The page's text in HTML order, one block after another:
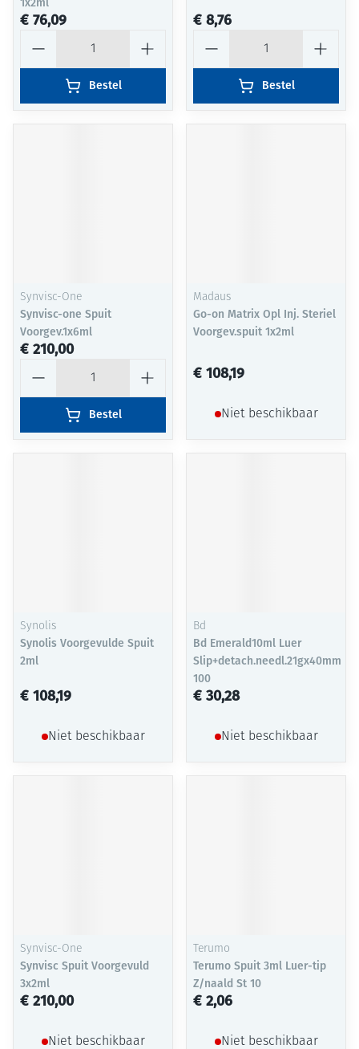
1x2ml
€ 76,09
Bestel
€ 8,76
Bestel
Synvisc-One
Synvisc-one Spuit
Voorgev.1x6ml
€ 210,00
Bestel
Madaus
Go-on Matrix Opl Inj. Steriel
Voorgev.spuit 1x2ml
€ 108,19
Niet beschikbaar
Synolis
Synolis Voorgevulde Spuit
2ml
€ 108,19
Niet beschikbaar
Bd
Bd Emerald10ml Luer
Slip+detach.needl.21gx40mm
100
€ 30,28
Niet beschikbaar
Synvisc-One
Synvisc Spuit Voorgevuld
3x2ml
€ 210,00
Niet beschikbaar
Terumo
Terumo Spuit 3ml Luer-tip
Z/naald St 10
€ 2,06
Niet beschikbaar